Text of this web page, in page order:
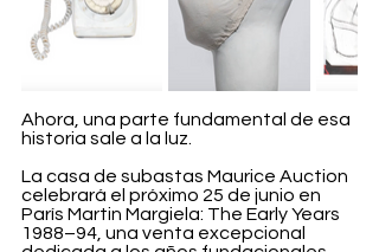
Ahora, una parte fundamental de esa
historia sale a la luz.
La casa de subastas Maurice Auction
celebrará el próximo 25 de junio en
París Martin Margiela: The Early Years
1988–94, una venta excepcional